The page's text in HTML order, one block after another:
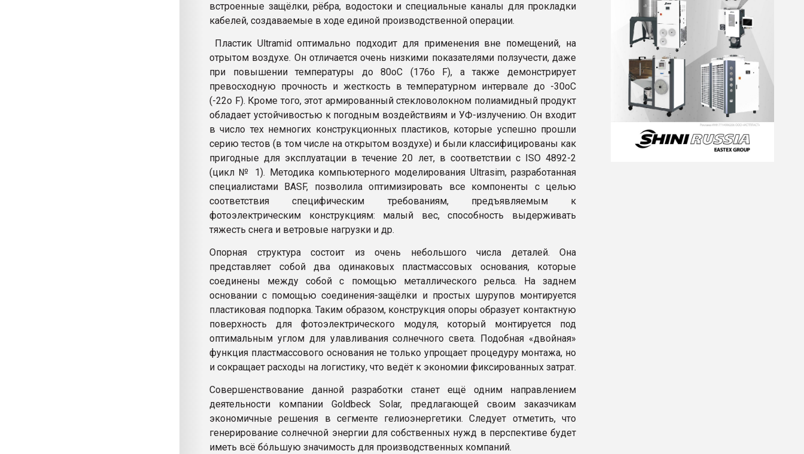
встроенные защёлки, рёбра, водостоки и специальные каналы для прокладки
кабелей, создаваемые в ходе единой производственной операции.
Пластик Ultramid оптимально подходит для применения вне помещений, на
отрытом воздухе. Он отличается очень низкими показателями ползучести, даже
при повышении температуры до 80оС (176о F), а также демонстрирует
превосходную прочность и жесткость в температурном интервале до -30оС
(-22о F). Кроме того, этот армированный стекловолокном полиамидный продукт
обладает устойчивостью к погодным воздействиям и УФ-излучению. Он входит
в число тех немногих конструкционных пластиков, которые успешно прошли
серию тестов (в том числе на открытом воздухе) и были классифицированы как
пригодные для эксплуатации в течение 20 лет, в соответствии с ISO 4892-2
(цикл № 1). Методика компьютерного моделирования Ultrasim, разработанная
специалистами BASF, позволила оптимизировать все компоненты с целью
соответствия специфическим требованиям, предъявляемым к
фотоэлектрическим конструкциям: малый вес, способность выдерживать
тяжесть снега и ветровые нагрузки и др.
Опорная структура состоит из очень небольшого числа деталей. Она
представляет собой два одинаковых пластмассовых основания, которые
соединены между собой с помощью металлического рельса. На заднем
основании с помощью соединения-защёлки и простых шурупов монтируется
пластиковая подпорка. Таким образом, конструкция опоры образует контактную
поверхность для фотоэлектрического модуля, который монтируется под
оптимальным углом для улавливания солнечного света. Подобная «двойная»
функция пластмассового основания не только упрощает процедуру монтажа, но
и сокращает расходы на логистику, что ведёт к экономии фиксированных затрат.
Совершенствование данной разработки станет ещё одним направлением
деятельности компании Goldbeck Solar, предлагающей своим заказчикам
экономичные решения в сегменте гелиоэнергетики. Следует отметить, что
генерирование солнечной энергии для собственных нужд в перспективе будет
иметь всё бóльшую значимость для производственных компаний.